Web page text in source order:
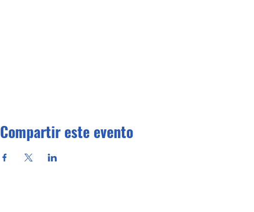
Compartir este evento